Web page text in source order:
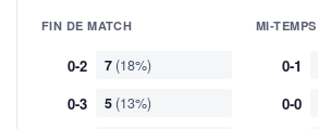
FIN DE MATCH
0-2 7 (18%)
0-3 5 (13%)
MI-TEMPS
0-1
0-0